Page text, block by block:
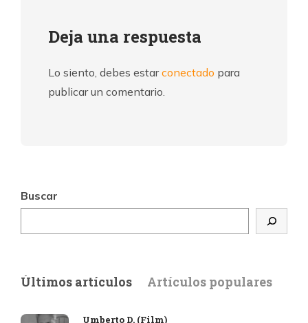
Deja una respuesta
Lo siento, debes estarconectado para
publicar un comentario.
Buscar
Últimos artículos Artículos populares
Umberto D. (Film)